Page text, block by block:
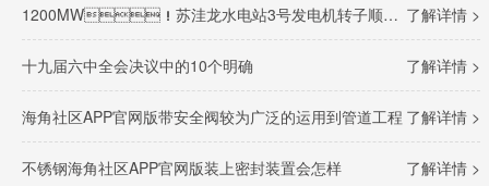
了解详情 >
1200MW！苏洼龙水电站3号发电机转子顺利完成吊装
了解详情 >
十九届六中全会决议中的10个明确
了解详情 >
海角社区APP官网版带安全阀较为广泛的运用到管道工程
了解详情 >
不锈钢海角社区APP官网版装上密封装置会怎样